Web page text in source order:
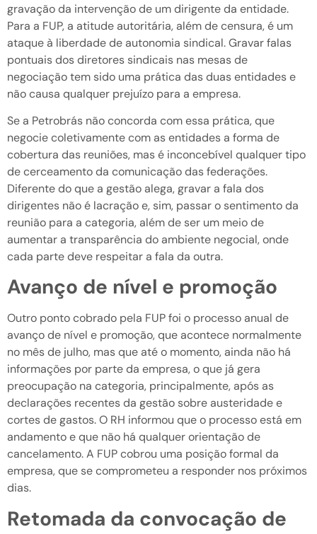
gravação da intervenção de um dirigente da entidade.
Para a FUP, a atitude autoritária, além de censura, é um
ataque à liberdade de autonomia sindical. Gravar falas
pontuais dos diretores sindicais nas mesas de
negociação tem sido uma prática das duas entidades e
não causa qualquer prejuízo para a empresa.
Se a Petrobrás não concorda com essa prática, que
negocie coletivamente com as entidades a forma de
cobertura das reuniões, mas é inconcebível qualquer tipo
de cerceamento da comunicação das federações.
Diferente do que a gestão alega, gravar a fala dos
dirigentes não é lacração e, sim, passar o sentimento da
reunião para a categoria, além de ser um meio de
aumentar a transparência do ambiente negocial, onde
cada parte deve respeitar a fala da outra.
Avanço de nível e promoção
Outro ponto cobrado pela FUP foi o processo anual de
avanço de nível e promoção, que acontece normalmente
no mês de julho, mas que até o momento, ainda não há
informações por parte da empresa, o que já gera
preocupação na categoria, principalmente, após as
declarações recentes da gestão sobre austeridade e
cortes de gastos. O RH informou que o processo está em
andamento e que não há qualquer orientação de
cancelamento. A FUP cobrou uma posição formal da
empresa, que se comprometeu a responder nos próximos
dias.
Retomada da convocação de